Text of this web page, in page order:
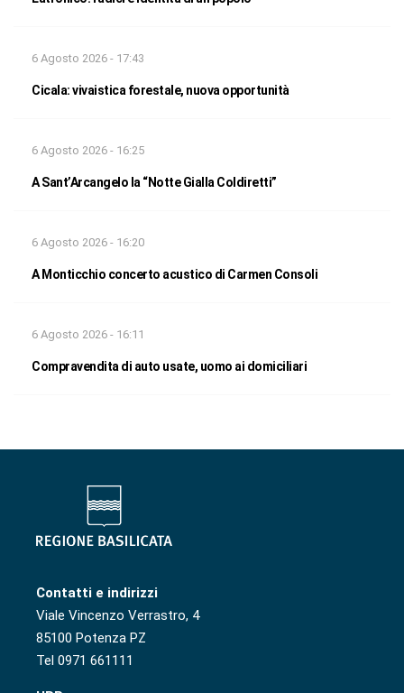
6 Agosto 2026 - 17:43
Cicala: vivaistica forestale, nuova opportunità
6 Agosto 2026 - 16:25
A Sant’Arcangelo la “Notte Gialla Coldiretti”
6 Agosto 2026 - 16:20
A Monticchio concerto acustico di Carmen Consoli
6 Agosto 2026 - 16:11
Compravendita di auto usate, uomo ai domiciliari
Contatti e indirizzi
Viale Vincenzo Verrastro, 4
85100 Potenza PZ
Tel 0971 661111